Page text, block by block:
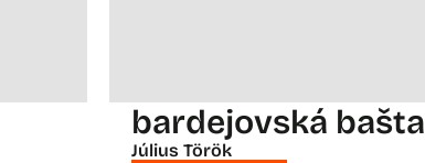
bardejovská bašta
Július Török